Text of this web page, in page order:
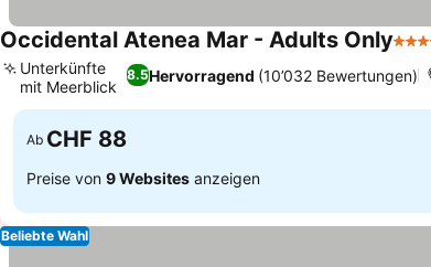
Occidental Atenea Mar - Adults Only4
8.5Hervorragend (10’032 Bewertungen)
Unterkünfte
mit Meerblick
Ab CHF 88
Preise von 9 Websites anzeigen
Beliebte Wahl